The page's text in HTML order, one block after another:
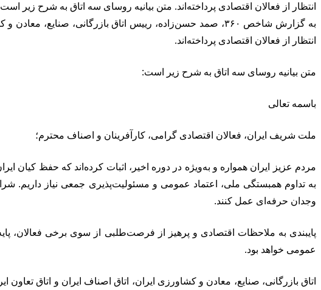
انتظار از فعالان اقتصادی پرداخته‌اند. متن بیانیه روسای سه اتاق به شرح زیر
به گزارش شاخص ۳۶۰، صمد حسن‌زاده، رییس اتاق بازرگانی،
انتظار از فعالان اقتصادی پرداخته‌اند.
متن بیانیه روسای سه اتاق به شرح زیر است:
باسمه تعالی
ملت شریف ایران، فعالان اقتصادی گرامی، کارآفرینان و اصناف محترم؛
مردم عزیز ایران همواره و به‌ویژه در دوره اخیر، اثبات کرده‌اند که حفظ کیان
به تداوم همبستگی ملی، اعتماد عمومی و مسئولیت‌پذیری جمعی نیاز داریم.
وجدان حرفه‌ای عمل کنند.
پایبندی به ملاحظات اقتصادی و پرهیز از فرصت‌طلبی از سوی برخی فعالان،
عمومی خواهد بود.
اتاق بازرگانی، صنایع، معادن و کشاورزی ایران، اتاق اصناف ایران و اتاق